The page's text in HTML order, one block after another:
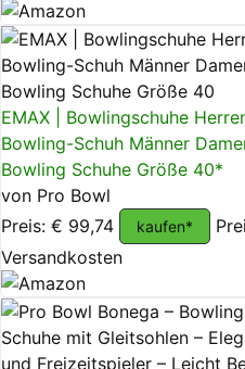
EMAX | Bowlingschuhe
Bowling-Schuh Männer
Bowling Schuhe Größe 40*
von Pro Bowl
Preis: € 99,74
kaufen*
Versandkosten